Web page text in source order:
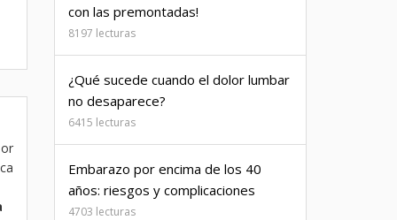
con las premontadas!
8197 lecturas
¿Qué sucede cuando el dolor lumbar
no desaparece?
6415 lecturas
Embarazo por encima de los 40
años: riesgos y complicaciones
4703 lecturas